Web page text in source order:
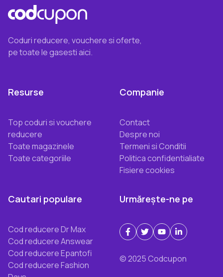
Coduri reducere, vouchere si oferte,
pe toate le gasesti aici.
Resurse
Top coduri si vouchere
reducere
Toate magazinele
Toate categoriile
Companie
Contact
Despre noi
Termeni si Conditii
Politica confidentialiate
Fisiere cookies
Cautari populare
Cod reducere Dr Max
Cod reducere Answear
Cod reducere Epantofi
Cod reducere Fashion
Urmărește-ne pe
© 2025 Codcupon